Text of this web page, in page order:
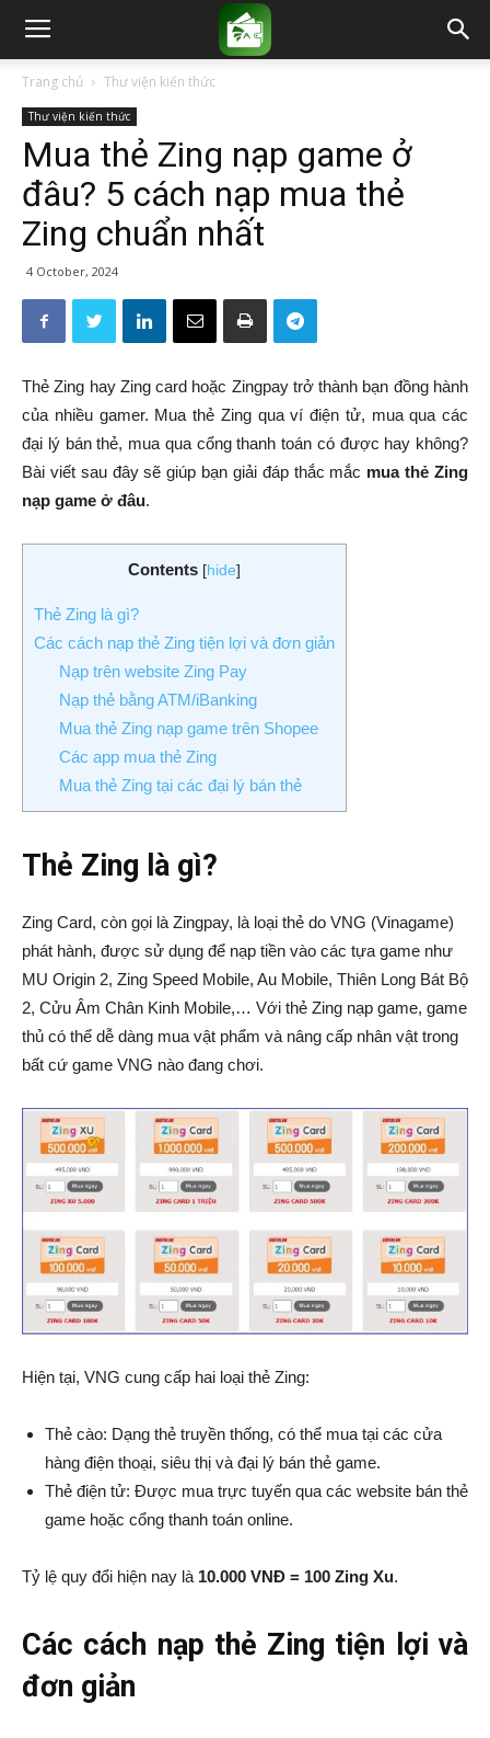
Trang chủ Thư viện kiến thức
Thư viện kiến thức
Mua thẻ Zing nạp game ở
đâu? 5 cách nạp mua thẻ
Zing chuẩn nhất
4 October, 2024
Thẻ Zing hay Zing card hoặc Zingpay trở thành bạn đồng hành
của nhiều gamer. Mua thẻ Zing qua ví điện tử, mua qua các
đại lý bán thẻ, mua qua cổng thanh toán có được hay không?
Bài viết sau đây sẽ giúp bạn giải đáp thắc mắc mua thẻ Zing
nạp game ở đâu.
Contents [hide]
Thẻ Zing là gì?
Các cách nạp thẻ Zing tiện lợi và đơn giản
Nạp trên website Zing Pay
Nạp thẻ bằng ATM/iBanking
Mua thẻ Zing nạp game trên Shopee
Các app mua thẻ Zing
Mua thẻ Zing tại các đại lý bán thẻ
Thẻ Zing là gì?
Zing Card, còn gọi là Zingpay, là loại thẻ do VNG (Vinagame)
phát hành, được sử dụng để nạp tiền vào các tựa game như
MU Origin 2, Zing Speed Mobile, Au Mobile, Thiên Long Bát Bộ
2, Cửu Âm Chân Kinh Mobile,… Với thẻ Zing nạp game, game
thủ có thể dễ dàng mua vật phẩm và nâng cấp nhân vật trong
bất cứ game VNG nào đang chơi.
Hiện tại, VNG cung cấp hai loại thẻ Zing:
Thẻ cào: Dạng thẻ truyền thống, có thể mua tại các cửa
hàng điện thoại, siêu thị và đại lý bán thẻ game.
Thẻ điện tử: Được mua trực tuyến qua các website bán thẻ
game hoặc cổng thanh toán online.
Tỷ lệ quy đổi hiện nay là 10.000 VNĐ = 100 Zing Xu.
Các cách nạp thẻ Zing tiện lợi và
đơn giản